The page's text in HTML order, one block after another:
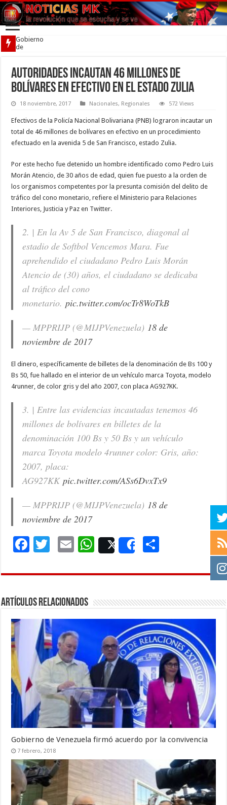
Gobierno
de
acuerdo
por la
convivencia
Autoridades incautan 46 millones de
bolívares en efectivo en el estado Zulia
18 noviembre, 2017 Nacionales, Regionales 572 Views
Efectivos de la Policía Nacional Bolivariana (PNB) lograron incautar un
total de 46 millones de bolívares en efectivo en un procedimiento
efectuado en la avenida 5 de San Francisco, estado Zulia.
Por este hecho fue detenido un hombre identificado como Pedro Luis
Morán Atencio, de 30 años de edad, quien fue puesto a la orden de
los organismos competentes por la presunta comisión del delito de
tráfico del cono monetario, refiere el Ministerio para Relaciones
Interiores, Justicia y Paz en Twitter.
2. | En la Av 5 de San Francisco, diagonal al
estadio de Softbol Vencemos Mara. Fue
aprehendido el ciudadano Pedro Luis Morán
Atencio de (30) años, el ciudadano se dedicaba
al tráfico del cono
monetario.pic.twitter.com/ocTr8WoTkB
— MPPRIJP (@MIJPVenezuela) 18 de
noviembre de 2017
El dinero, específicamente de billetes de la denominación de Bs 100 y
Bs 50, fue hallado en el interior de un vehículo marca Toyota, modelo
4runner, de color gris y del año 2007, con placa AG927KK.
3. | Entre las evidencias incautadas tenemos 46
millones de bolívares en billetes de la
denominación 100 Bs y 50 Bs y un vehículo
marca Toyota modelo 4runner color: Gris, año:
2007, placa:
AG927KKpic.twitter.com/ASs6DvxTx9
— MPPRIJP (@MIJPVenezuela) 18 de
noviembre de 2017
F
e
b
o
o
k
T
tt
er
E
ai
l
W
at
p
p
Post Share
m
ar
ti
r
Artículos Relacionados
Gobierno de Venezuela firmó acuerdo por la convivencia
7 febrero, 2018